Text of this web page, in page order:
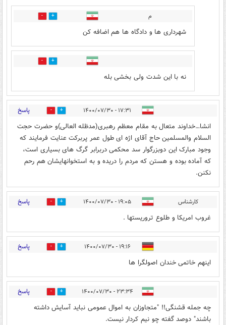
م 2
شهرداری ها و دادگاه ها هم اضافه کن
0
نه با این شدت ولی بخشی بله
۱۷:۳۱ - ۱۴۰۰/۰۷/۳۰ 2 پاسخ
انشا…خداوند متعال به مقام معظم رهبری(مدظله العالی)و حضرت حجت
السلام والمسلمین حاج آقای اژه ای طول عمر پربرکت عنایت فرمایند که
وجود مبارک این دوبزرگوار سد محکمی دربرابر گرگ های بسیاری است،
که آماده بوده و هستن که مردم را دریده و به استخوانهایشان هم رحم
نکنن.
کارشناس ۱۹:۰۵ - ۱۴۰۰/۰۷/۳۰ 1 پاسخ
غروب امریکا و طلوع تروریستها .
۱۹:۱۶ - ۱۴۰۰/۰۷/۳۰ 1 پاسخ
اینهم خاتمی خندان اصولگرا ها
۲۳:۳۴ - ۱۴۰۰/۰۷/۳۰ 1 پاسخ
چه جمله قشنگی!! "متجاوزان به اموال عمومی نباید آسایش داشته
باشند" دوصد گفته چو نیم کردار نیست.